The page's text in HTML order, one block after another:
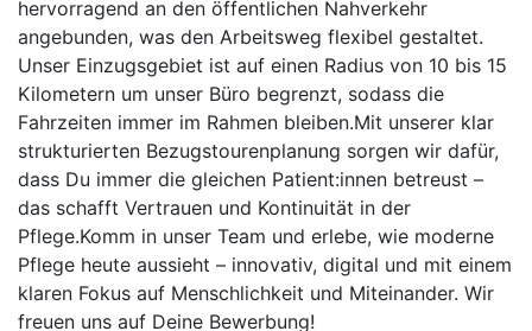
hervorragend an den öffentlichen Nahverkehr
angebunden, was den Arbeitsweg flexibel gestaltet.
Unser Einzugsgebiet ist auf einen Radius von 10 bis 15
Kilometern um unser Büro begrenzt, sodass die
Fahrzeiten immer im Rahmen bleiben.Mit unserer klar
strukturierten Bezugstourenplanung sorgen wir dafür,
dass Du immer die gleichen Patient:innen betreust –
das schafft Vertrauen und Kontinuität in der
Pflege.Komm in unser Team und erlebe, wie moderne
Pflege heute aussieht – innovativ, digital und mit einem
klaren Fokus auf Menschlichkeit und Miteinander. Wir
freuen uns auf Deine Bewerbung!